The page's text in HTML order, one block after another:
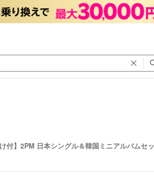
け付】2PM 日本シングル＆韓国ミニアルバムセ